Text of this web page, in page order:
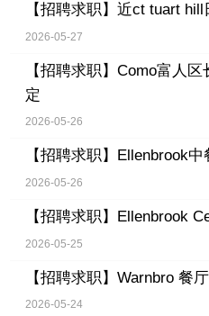
【招聘求职】 近ct tuart hill
2026-05-27
【招聘求职】 Como富人区
定
2026-05-26
【招聘求职】 Ellenbrook
2026-05-26
【招聘求职】 Ellenbrook
2026-05-25
【招聘求职】 Warnbro 餐
2026-05-24